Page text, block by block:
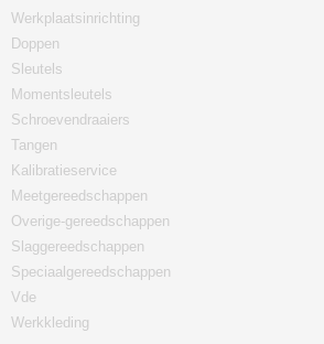
Werkplaatsinrichting
Doppen
Sleutels
Momentsleutels
Schroevendraaiers
Tangen
Kalibratieservice
Meetgereedschappen
Overige-gereedschappen
Slaggereedschappen
Speciaalgereedschappen
Vde
Werkkleding